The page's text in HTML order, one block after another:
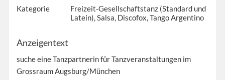
Kategorie
Freizeit-Gesellschaftstanz (Standard und
Latein), Salsa, Discofox, Tango Argentino
Anzeigentext
suche eine Tanzpartnerin für Tanzveranstaltungen im
Grossraum Augsburg/München